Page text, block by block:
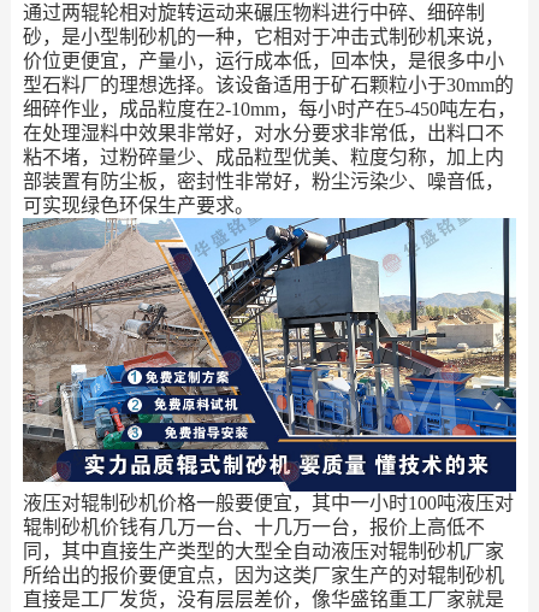
通过两辊轮相对旋转运动来碾压物料进行中碎、细碎制
砂，是小型制砂机的一种，它相对于冲击式制砂机来说，
价位更便宜，产量小，运行成本低，回本快，是很多中小
型石料厂的理想选择。该设备适用于矿石颗粒小于30mm的
细碎作业，成品粒度在2-10mm，每小时产在5-450吨左右，
在处理湿料中效果非常好，对水分要求非常低，出料口不
粘不堵，过粉碎量少、成品粒型优美、粒度匀称，加上内
部装置有防尘板，密封性非常好，粉尘污染少、噪音低，
可实现绿色环保生产要求。
液压对辊制砂机价格一般要便宜，其中一小时100吨液压对
辊制砂机价钱有几万一台、十几万一台，报价上高低不
同，其中直接生产类型的大型全自动液压对辊制砂机厂家
所给出的报价要便宜点，因为这类厂家生产的对辊制砂机
直接是工厂发货，没有层层差价，像华盛铭重工厂家就是